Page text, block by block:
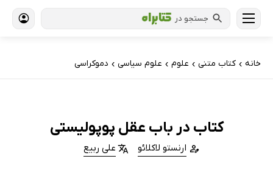
جستجو در
خانه › کتاب‌ متنی › علوم › علوم سیاسی › دموکراسی
کتاب در باب عقل پوپولیستی
ارنستو لاکلائو علی ربیع